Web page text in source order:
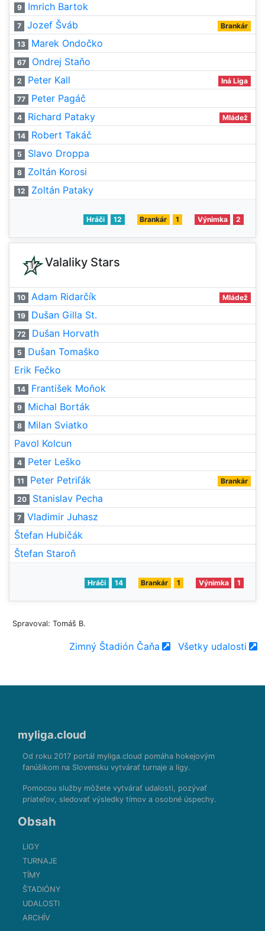
9 Imrich Bartok
7 Jozef Šváb Brankár
13 Marek Ondočko
67 Ondrej Staňo
2 Peter Kall Iná Liga
77 Peter Pagáč
4 Richard Pataky Mládež
14 Robert Takáč
5 Slavo Droppa
8 Zoltán Korosi
12 Zoltán Pataky
Hráči 12 Brankár 1 Výnimka 2
Valaliky Stars
10 Adam Ridarčík Mládež
19 Dušan Gilla St.
72 Dušan Horvath
5
Dušan Tomaško
Erik Fečko
14 František Moňok
9 Michal Borták
8
Milan Sviatko
Pavol Kolcun
4 Peter Leško
11 Peter Petriľák Brankár
20 Stanislav Pecha
7
Vladimir Juhasz
Štefan Hubičák
Štefan Staroň
Hráči 14 Brankár 1 Výnimka 1
Spravoval: Tomáš B.
Zimný Štadión Čaňa Všetky udalosti
myliga.cloud
Od roku 2017 portál myliga.cloud pomáha hokejovým
fanúšikom na Slovensku vytvárať turnaje a ligy.
Pomocou služby môžete vytvárať udalosti, pozývať
priateľov, sledovať výsledky tímov a osobné úspechy.
Obsah
LIGY
TURNAJE
TÍMY
ŠTADIÓNY
UDALOSTI
ARCHÍV